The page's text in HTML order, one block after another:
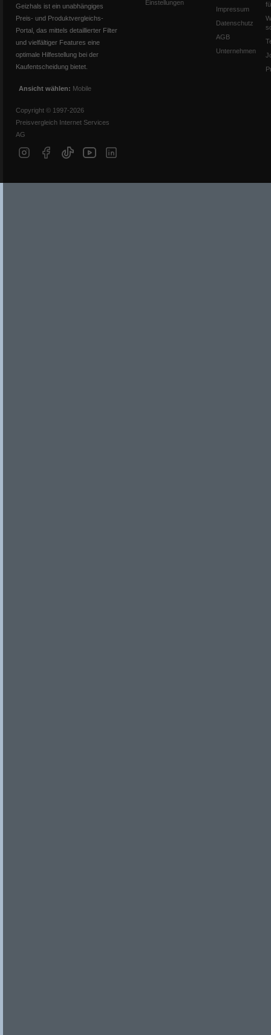
Geizhals ist ein unabhängiges
Preis- und Produktvergleichs-
Portal, das mittels detaillierter Filter
und vielfältiger Features eine
optimale Hilfestellung bei der
Kaufentscheidung bietet.
Ansicht wählen: Mobile
Copyright © 1997-2026
Preisvergleich Internet Services
AG
Einstellungen
Impressum
Datenschutz
AGB
Unternehmen